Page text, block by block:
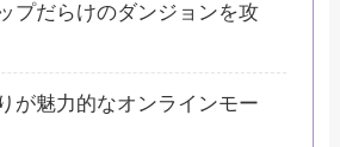
プだらけのダンジョンを攻
が魅力的なオンラインモー